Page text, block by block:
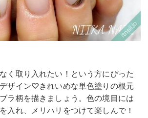
く取り入れたい！という方にぴった
ザイン♡きれいめな単色塗りの根元
ラ柄を描きましょう。色の境目には
入れ、メリハリをつけて楽しんで！